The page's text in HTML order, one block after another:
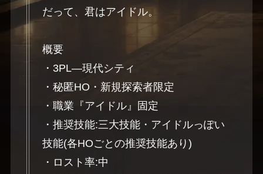
だって、君はアイドル。
概要
・3PL―現代シティ
・秘匿HO・新規探索者限定
・職業『アイドル』固定
・推奨技能:三大技能・アイドルっぽい
技能(各HOごとの推奨技能あり)
・ロスト率:中